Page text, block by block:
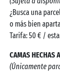
¿Busca una
o más bien
Tarifa: 50 € /
CAMAS HECHAS
(Únicamente